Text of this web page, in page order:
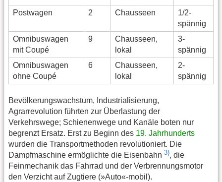
Postwagen 2 Chausseen
1/2-
spännig
Omnibuswagen
mit Coupé
9
Chausseen,
lokal
3-
spännig
Omnibuswagen
ohne Coupé
6
Chausseen,
lokal
2-
spännig
Bevölkerungswachstum, Industrialisierung,
Agrarrevolution führten zur Überlastung der
Verkehrswege; Schienenwege und Kanäle boten nur
begrenzt Ersatz. Erst zu Beginn des 19. Jahrhunderts
wurden die Transportmethoden revolutioniert. Die
Dampfmaschine ermöglichte die Eisenbahn 3), die
Feinmechanik das Fahrrad und der Verbrennungsmotor
den Verzicht auf Zugtiere (»Auto«-mobil).